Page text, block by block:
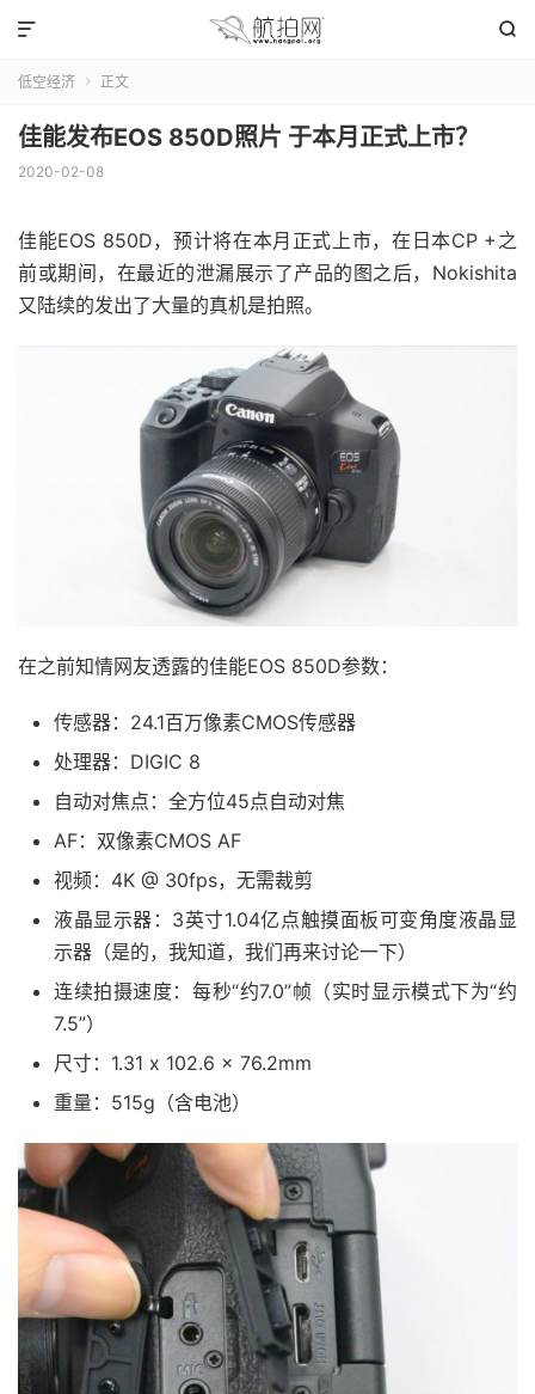


低空经济  正文
佳能发布EOS 850D照片 于本月正式上市？
2020-02-08
佳能EOS 850D，预计将在本月正式上市，在日本CP +之
前或期间，在最近的泄漏展示了产品的图之后，Nokishita
又陆续的发出了大量的真机是拍照。
在之前知情网友透露的佳能EOS 850D参数：
传感器：24.1百万像素CMOS传感器
处理器：DIGIC 8
自动对焦点：全方位45点自动对焦
AF：双像素CMOS AF
视频：4K @ 30fps，无需裁剪
液晶显示器：3英寸1.04亿点触摸面板可变角度液晶显
示器（是的，我知道，我们再来讨论一下）
连续拍摄速度：每秒“约7.0”帧（实时显示模式下为“约
7.5”）
尺寸：1.31 x 102.6 x 76.2mm
重量：515g（含电池）